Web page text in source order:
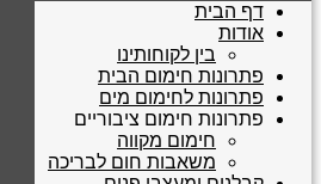
דף הבית
אודות
בין לקוחותינו
פתרונות חימום הבית
פתרונות לחימום מים
פתרונות חימום ציבוריים
חימום מקווה
משאבות חום לבריכה